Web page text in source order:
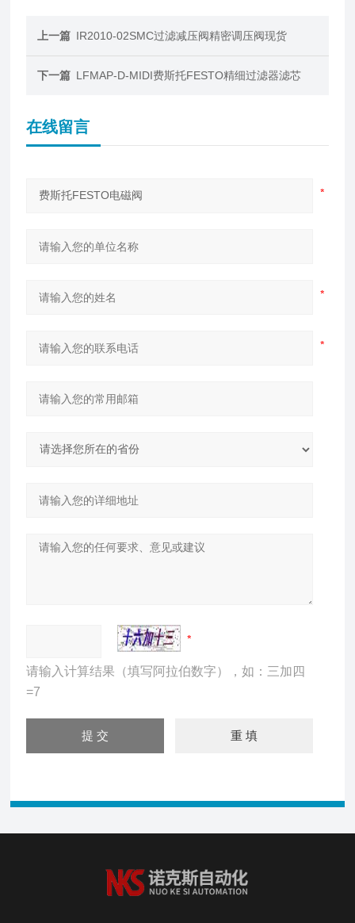
上一篇 IR2010-02SMC过滤减压阀精密调压阀现货
下一篇 LFMAP-D-MIDI费斯托FESTO精细过滤器滤芯
在线留言
请输入计算结果（填写阿拉伯数字），如：三加四
=7